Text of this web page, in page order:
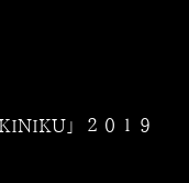
」２０１９